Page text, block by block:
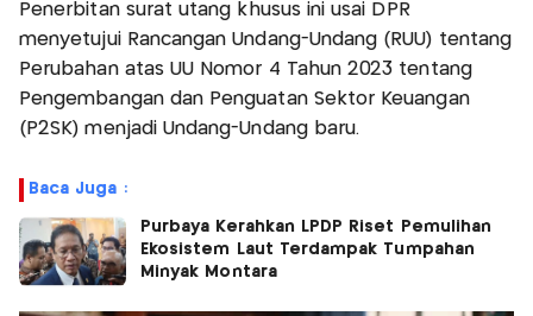
Penerbitan surat utang khusus ini usai DPR
menyetujui Rancangan Undang-Undang (RUU) tentang
Perubahan atas UU Nomor 4 Tahun 2023 tentang
Pengembangan dan Penguatan Sektor Keuangan
(P2SK) menjadi Undang-Undang baru.
Baca Juga :
Purbaya Kerahkan LPDP Riset Pemulihan
Ekosistem Laut Terdampak Tumpahan
Minyak Montara